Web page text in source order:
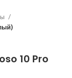
10 Pro